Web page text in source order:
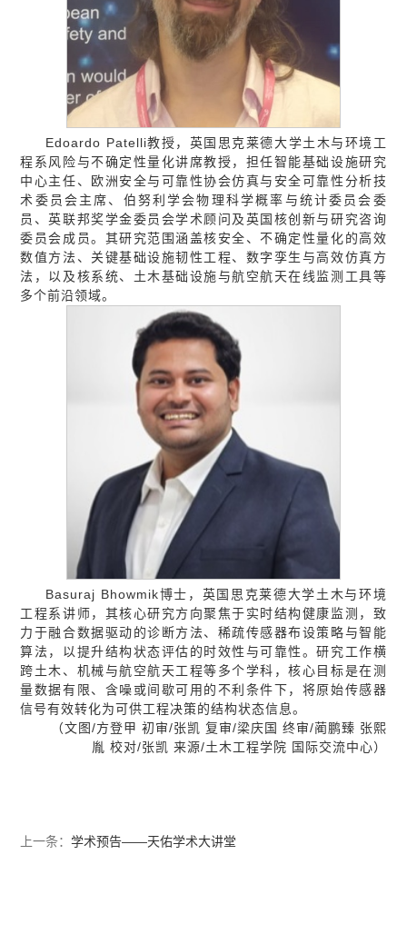
Edoardo Patelli教授，英国思克莱德大学土木与环境工
程系风险与不确定性量化讲席教授，担任智能基础设施研究
中心主任、欧洲安全与可靠性协会仿真与安全可靠性分析技
术委员会主席、伯努利学会物理科学概率与统计委员会委
员、英联邦奖学金委员会学术顾问及英国核创新与研究咨询
委员会成员。其研究范围涵盖核安全、不确定性量化的高效
数值方法、关键基础设施韧性工程、数字孪生与高效仿真方
法，以及核系统、土木基础设施与航空航天在线监测工具等
多个前沿领域。
Basuraj Bhowmik博士，英国思克莱德大学土木与环境
工程系讲师，其核心研究方向聚焦于实时结构健康监测，致
力于融合数据驱动的诊断方法、稀疏传感器布设策略与智能
算法，以提升结构状态评估的时效性与可靠性。研究工作横
跨土木、机械与航空航天工程等多个学科，核心目标是在测
量数据有限、含噪或间歇可用的不利条件下，将原始传感器
信号有效转化为可供工程决策的结构状态信息。
（文图/方登甲 初审/张凯 复审/梁庆国 终审/蔺鹏臻 张熙
胤 校对/张凯 来源/土木工程学院 国际交流中心）
上一条：学术预告——天佑学术大讲堂